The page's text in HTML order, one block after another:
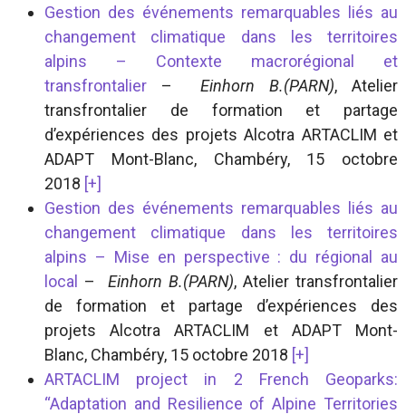
Gestion des événements remarquables liés au
changement climatique dans les territoires
alpins – Contexte macrorégional et
transfrontalier– Einhorn B.(PARN), Atelier
transfrontalier de formation et partage
d’expériences des projets Alcotra ARTACLIM et
ADAPT Mont-Blanc, Chambéry, 15 octobre
2018 [+]
Gestion des événements remarquables liés au
changement climatique dans les territoires
alpins – Mise en perspective : du régional au
local – Einhorn B.(PARN), Atelier transfrontalier
de formation et partage d’expériences des
projets Alcotra ARTACLIM et ADAPT Mont-
Blanc, Chambéry, 15 octobre 2018 [+]
ARTACLIM project in 2 French Geoparks:
“Adaptation and Resilience of Alpine Territories